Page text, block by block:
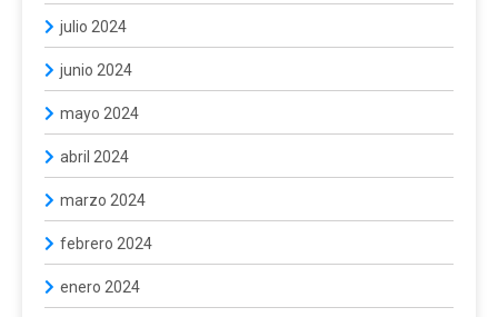
julio 2024
junio 2024
mayo 2024
abril 2024
marzo 2024
febrero 2024
enero 2024